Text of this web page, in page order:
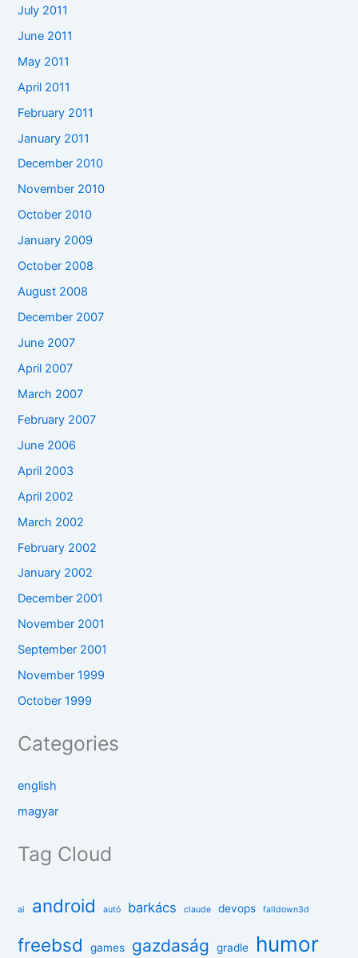
July 2011
June 2011
May 2011
April 2011
February 2011
January 2011
December 2010
November 2010
October 2010
January 2009
October 2008
August 2008
December 2007
June 2007
April 2007
March 2007
February 2007
June 2006
April 2003
April 2002
March 2002
February 2002
January 2002
December 2001
November 2001
September 2001
November 1999
October 1999
Categories
english
magyar
Tag Cloud
ai android autó barkács claude devops falldown3d
freebsd games gazdaság gradle humor